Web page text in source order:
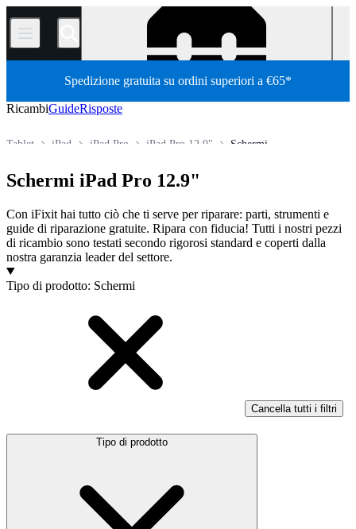
/
Spedizione gratuita su ordini superiori a €65*
RicambiGuideRisposte
Schermi
iPad Pro 12.9"
iPad Pro
iPad
Tablet
Schermi iPad Pro 12.9"
Con iFixit hai tutto ciò che ti serve per riparare: parti, strumenti e
guide di riparazione gratuite. Ripara con fiducia! Tutti i nostri pezzi
di ricambio sono testati secondo rigorosi standard e coperti dalla
nostra garanzia leader del settore.
Prodotti
Tipo di prodotto: Schermi
Cancella tutti i filtri
Tipo di prodotto